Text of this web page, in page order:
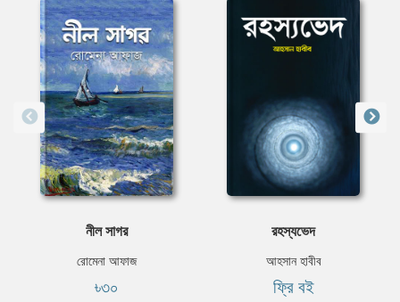
নীল সাগর
রোমেনা আফাজ
৳৩০
রহস্যভেদ
আহসান হাবীব
ফ্রি বই